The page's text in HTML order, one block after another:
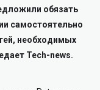
обязать
самостоятельно
необходимых
Tech-news.